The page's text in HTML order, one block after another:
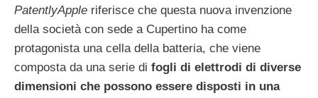
PatentlyApple riferisce che questa nuova invenzione
della società con sede a Cupertino ha come
protagonista una cella della batteria, che viene
composta da una serie di fogli di elettrodi di diverse
dimensioni che possono essere disposti in una